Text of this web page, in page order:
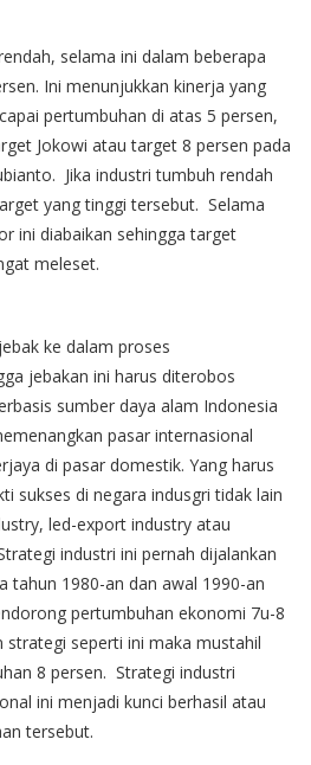
selama ini dalam beberapa
Ini menunjukkan kinerja yang
pertumbuhan di atas 5 persen,
Jokowi atau target 8 persen pada
Jika industri tumbuh rendah
yang tinggi tersebut. Selama
ini diabaikan sehingga target
meleset.
ke dalam proses
jebakan ini harus diterobos
sumber daya alam Indonesia
pasar internasional
di pasar domestik. Yang harus
sukses di negara indusgri tidak lain
led-export industry atau
industri ini pernah dijalankan
tahun 1980-an dan awal 1990-an
pertumbuhan ekonomi 7u-8
seperti ini maka mustahil
8 persen. Strategi industri
ini menjadi kunci berhasil atau
tersebut.